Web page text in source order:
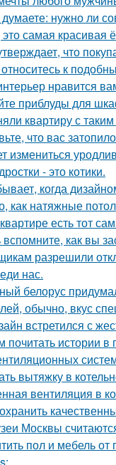
нужно ли
самая красивая
что
к
нравится
приблуды для
квартиру с
что вас
измениться
- это котики.
когда
как натяжные
есть тот
как вы
разрешили
нас.
белорус
обычно, вкус
встретился с
почитать истории
вытяжку в
вентиляция в
Москвы
пол и мебель